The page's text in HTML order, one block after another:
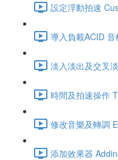
設定浮動拍速
導入負載ACID
淡入淡出及交叉
時間及拍速操作
修改音樂及轉調
添加效果器